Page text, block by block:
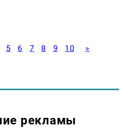
5 6 7 8 9 10 »
рекламы